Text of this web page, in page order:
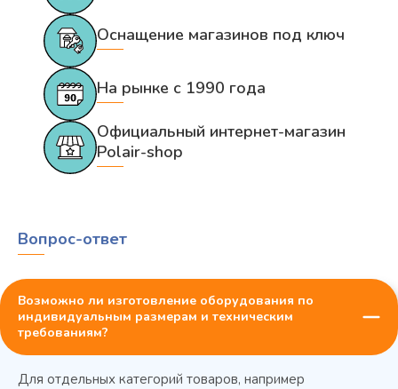
Оснащение магазинов под ключ
На рынке с 1990 года
Официальный интернет-магазин
Polair-shop
Вопрос-ответ
Возможно ли изготовление оборудования по
индивидуальным размерам и техническим
требованиям?
Для отдельных категорий товаров, например